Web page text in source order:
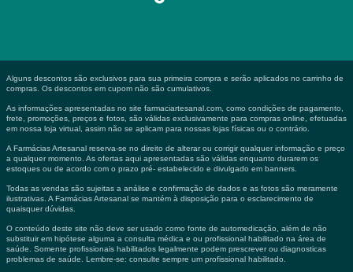
Alguns descontos são exclusivos para sua primeira compra e serão aplicados no carrinho de
compras. Os descontos em cupom não são cumulativos.
As informações apresentadas no site farmaciartesanal.com, como condições de pagamento,
frete, promoções, preços e fotos, são válidas exclusivamente para compras online, efetuadas
em nossa loja virtual, assim não se aplicam para nossas lojas físicas ou o contrário.
A Farmácias Artesanal reserva-se no direito de alterar ou corrigir qualquer informação e preço
a qualquer momento. As ofertas aqui apresentadas são válidas enquanto durarem os
estoques ou de acordo com o prazo pré- estabelecido e divulgado em banners.
Todas as vendas são sujeitas a análise e confirmação de dados e as fotos são meramente
ilustrativas. A Farmácias Artesanal se mantém à disposição para o esclarecimento de
quaisquer dúvidas.
O conteúdo deste site não deve ser usado como fonte de automedicação, além de não
substituir em hipótese alguma a consulta médica e ou profissional habilitado na área de
saúde. Somente profissionais habilitados legalmente podem prescrever ou diagnosticas
problemas de saúde. Lembre-se: consulte sempre um profissional habilitado.